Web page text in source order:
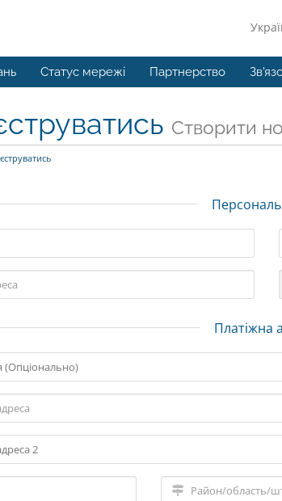
Статус мережі Партнерство
Створити
Платіжна